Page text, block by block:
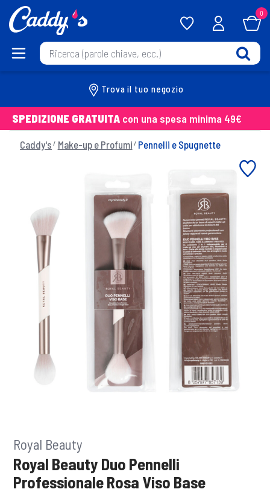
0
Trova il tuo negozio
SPEDIZIONE GRATUITA con una spesa minima 49€
Caddy's Make-up e Profumi Pennelli e Spugnette
Royal Beauty
Royal Beauty Duo Pennelli
Professionale Rosa Viso Base